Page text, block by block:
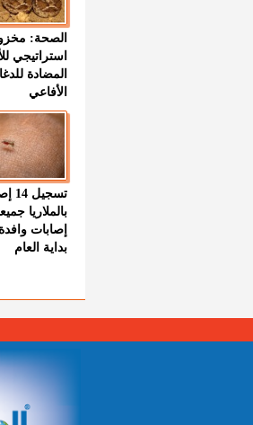
الصحة:
استراتيجي
المضادة
الأفاعي
بالملاريا
إصابات
بداية العام